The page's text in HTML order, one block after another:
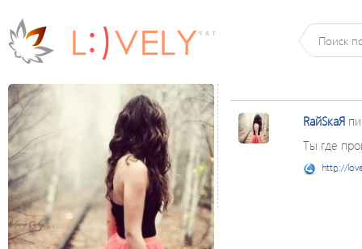
RайSкаЯ
Ты где
http://